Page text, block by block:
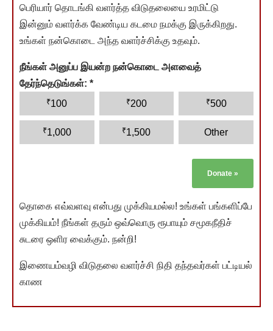
பெரியார் தொடங்கி வளர்த்த விடுதலையை உரமிட்டு
இன்னும் வளர்க்க வேண்டிய கடமை நமக்கு இருக்கிறது.
உங்கள் நன்கொடை அந்த வளர்ச்சிக்கு உதவும்.
நீங்கள் அனுப்ப இயன்ற நன்கொடை அளவைத்
தேர்ந்தெடுங்கள்: *
₹100 ₹200 ₹500
₹1,000 ₹1,500 Other
Donate »
தொகை எவ்வளவு என்பது முக்கியமல்ல! உங்கள் பங்களிப்பே
முக்கியம்! நீங்கள் தரும் ஒவ்வொரு ரூபாயும் சமூகநீதிச்
சுடரை ஒளிர வைக்கும். நன்றி!
இணையம்வழி விடுதலை வளர்ச்சி நிதி தந்தவர்கள் பட்டியல்
காண